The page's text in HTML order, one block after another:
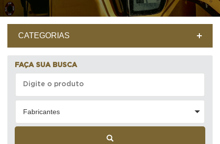
CATEGORIAS
FAÇA SUA BUSCA
Fabricantes